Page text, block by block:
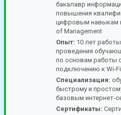
бакалавр
повышения
цифровым навыкам
of Management
Опыт: 10 лет
проведения
по основам работы
подключению к Wi-Fi
Специализация:
быстрому и
базовым интернет-
Сертификаты: